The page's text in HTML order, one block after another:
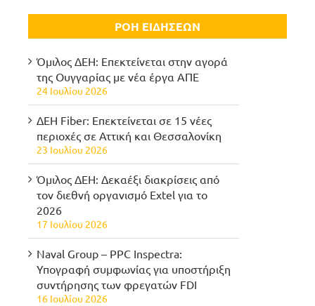
ΡΟΗ ΕΙΔΗΣΕΩΝ
Όμιλος ΔΕΗ: Επεκτείνεται στην αγορά
της Ουγγαρίας με νέα έργα ΑΠΕ
24 Ιουλίου 2026
ΔΕΗ Fiber: Επεκτείνεται σε 15 νέες
περιοχές σε Αττική και Θεσσαλονίκη
23 Ιουλίου 2026
Όμιλος ΔΕΗ: Δεκαέξι διακρίσεις από
τον διεθνή οργανισμό Extel για το
2026
17 Ιουλίου 2026
Naval Group – PPC Inspectra:
Υπογραφή συμφωνίας για υποστήριξη
συντήρησης των φρεγατών FDI
16 Ιουλίου 2026